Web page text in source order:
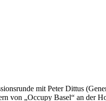
mit Peter Dittus
von „Occupy Basel“ an der